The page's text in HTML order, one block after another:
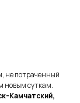
не потраченный
новым суткам.
Камчатский,